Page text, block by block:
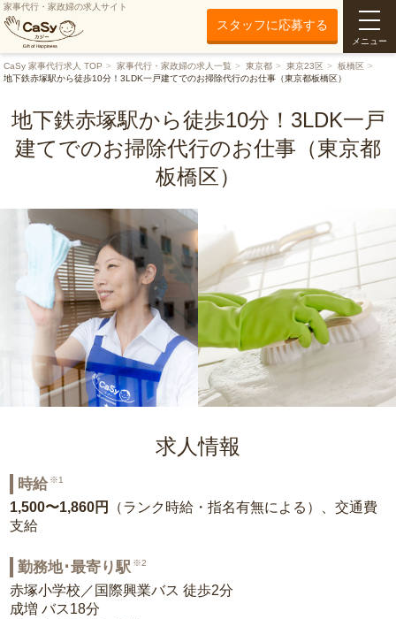
家事代行・家政婦の求人サイト
スタッフに応募する
メニュー
CaSy 家事代行求人 TOP 家事代行・家政婦の求人一覧 東京都 東京23区
板橋区
地下鉄赤塚駅から徒歩10分！3LDK一戸建てでのお掃除代行のお仕事（東京都板橋区）
地下鉄赤塚駅から徒歩10分！3LDK一戸
建てでのお掃除代行のお仕事（東京都
板橋区）
求人情報
時給 ※1
1,500〜1,860円
（ランク時給・指名有無による）、交通費
支給
勤務地･最寄り駅 ※2
赤塚小学校／国際興業バス 徒歩2分
成増 バス18分